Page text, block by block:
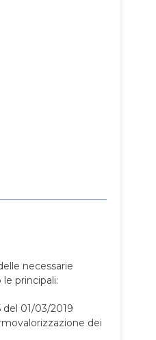
necessarie
principali:
01/03/2019
dei